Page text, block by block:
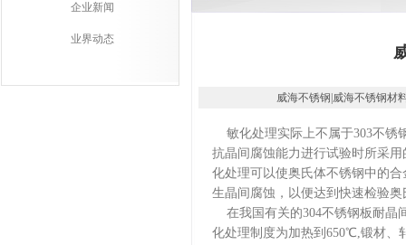
企业新闻
业界动态
威海不锈钢|威海不锈钢材
敏化处理实际上不属于303不锈
抗晶间腐蚀能力进行试验时所采
化处理可以使奥氏体不锈钢中的
生晶间腐蚀，以便达到快速检验
在我国有关的304不锈钢板耐晶
化处理制度为加热到650℃,锻材、